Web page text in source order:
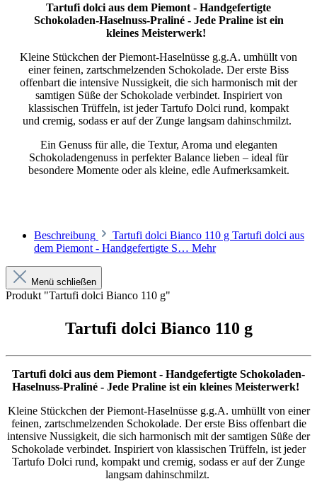
Tartufi dolci aus dem Piemont - Handgefertigte
Schokoladen-Haselnuss-Praliné - Jede Praline ist ein
kleines Meisterwerk!
Kleine Stückchen der Piemont-Haselnüsse g.g.A. umhüllt von
einer feinen, zartschmelzenden Schokolade. Der erste Biss
offenbart die intensive Nussigkeit, die sich harmonisch mit der
samtigen Süße der Schokolade verbindet. Inspiriert von
klassischen Trüffeln, ist jeder Tartufo Dolci rund, kompakt
und cremig, sodass er auf der Zunge langsam dahinschmilzt.
Ein Genuss für alle, die Textur, Aroma und eleganten
Schokoladengenuss in perfekter Balance lieben – ideal für
besondere Momente oder als kleine, edle Aufmerksamkeit.
Beschreibung
Tartufi dolci Bianco 110 g Tartufi dolci aus
dem Piemont - Handgefertigte S… Mehr
Menü schließen
Produkt "Tartufi dolci Bianco 110 g"
Tartufi dolci Bianco 110 g
Tartufi dolci aus dem Piemont - Handgefertigte Schokoladen-
Haselnuss-Praliné - Jede Praline ist ein kleines Meisterwerk!
Kleine Stückchen der Piemont-Haselnüsse g.g.A. umhüllt von einer
feinen, zartschmelzenden Schokolade. Der erste Biss offenbart die
intensive Nussigkeit, die sich harmonisch mit der samtigen Süße der
Schokolade verbindet. Inspiriert von klassischen Trüffeln, ist jeder
Tartufo Dolci rund, kompakt und cremig, sodass er auf der Zunge
langsam dahinschmilzt.